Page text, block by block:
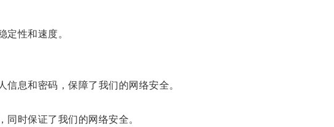
性和速度。
息和密码，保障了我们的网络安全。
时保证了我们的网络安全。